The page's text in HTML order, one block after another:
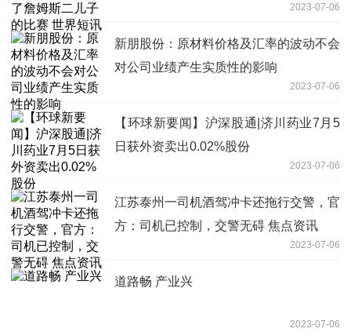
2023-07-06
新朋股份：原材料价格及汇率的波动不会
对公司业绩产生实质性的影响
2023-07-06
【环球新要闻】沪深股通|济川药业7月5
日获外资卖出0.02%股份
2023-07-06
江苏泰州一司机酒驾冲卡还拖行交警，官
方：司机已控制，交警无碍 焦点资讯
2023-07-06
道路畅 产业兴
2023-07-06